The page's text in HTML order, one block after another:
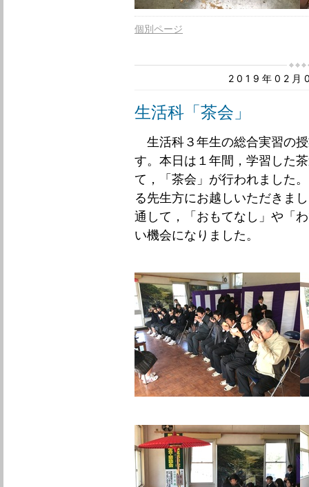
個別ページ
2019年02月
生活科「茶会」
生活科３年生の総合実習の
す。本日は１年間，学習した
て，「茶会」が行われました
る先生方にお越しいただきま
通して，「おもてなし」や「
い機会になりました。